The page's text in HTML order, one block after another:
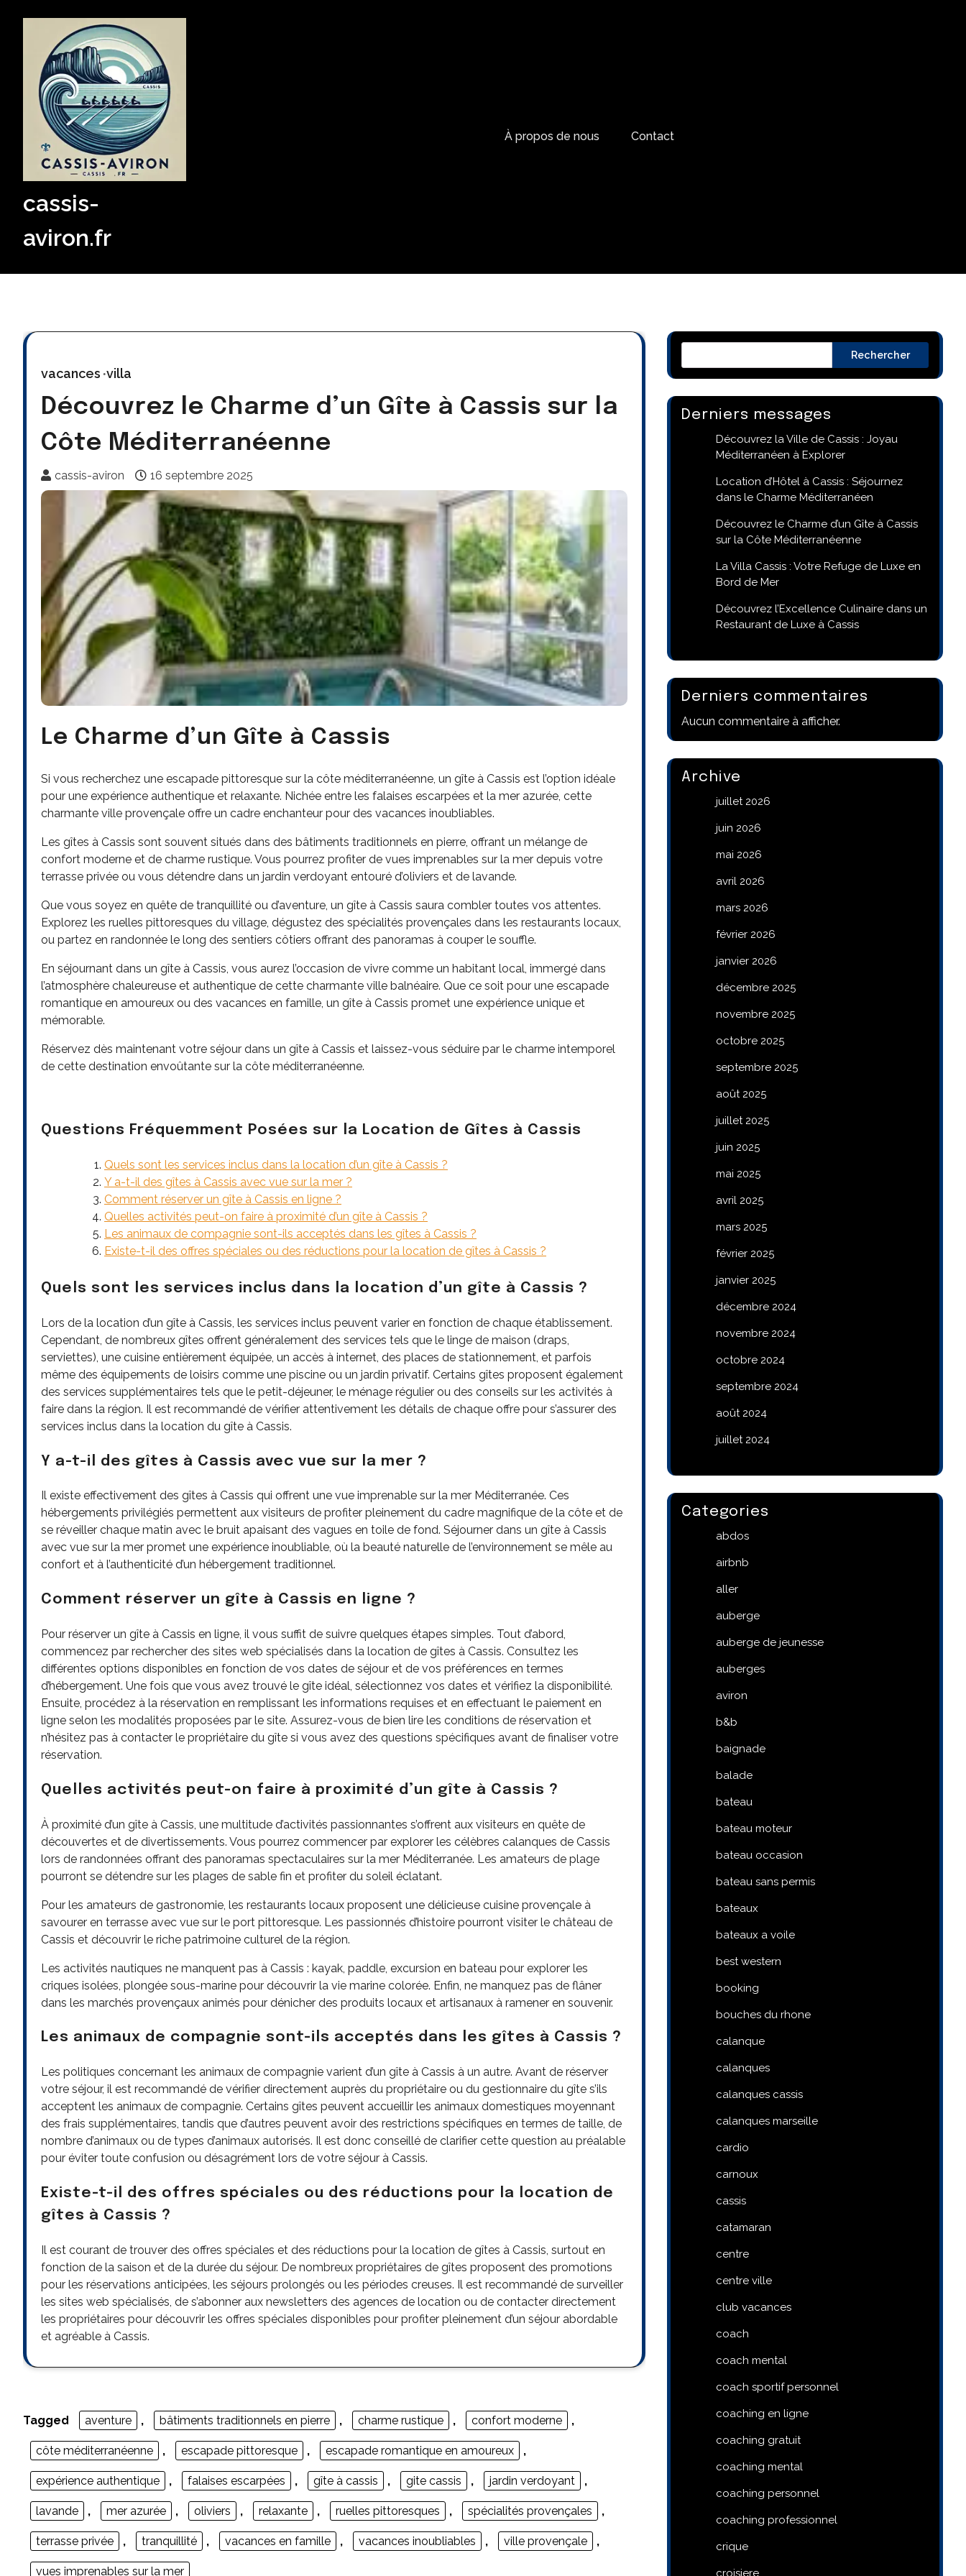
cassis-
aviron.fr
À propos de nous Contact
vacances villa
Découvrez le Charme d’un Gîte à Cassis sur la
Côte Méditerranéenne
cassis-aviron 16 septembre 2025
Le Charme d’un Gîte à Cassis
Si vous recherchez une escapade pittoresque sur la côte méditerranéenne, un gîte à Cassis est l’option idéale
pour une expérience authentique et relaxante. Nichée entre les falaises escarpées et la mer azurée, cette
charmante ville provençale offre un cadre enchanteur pour des vacances inoubliables.
Les gîtes à Cassis sont souvent situés dans des bâtiments traditionnels en pierre, offrant un mélange de
confort moderne et de charme rustique. Vous pourrez profiter de vues imprenables sur la mer depuis votre
terrasse privée ou vous détendre dans un jardin verdoyant entouré d’oliviers et de lavande.
Que vous soyez en quête de tranquillité ou d’aventure, un gîte à Cassis saura combler toutes vos attentes.
Explorez les ruelles pittoresques du village, dégustez des spécialités provençales dans les restaurants locaux,
ou partez en randonnée le long des sentiers côtiers offrant des panoramas à couper le souffle.
En séjournant dans un gîte à Cassis, vous aurez l’occasion de vivre comme un habitant local, immergé dans
l’atmosphère chaleureuse et authentique de cette charmante ville balnéaire. Que ce soit pour une escapade
romantique en amoureux ou des vacances en famille, un gîte à Cassis promet une expérience unique et
mémorable.
Réservez dès maintenant votre séjour dans un gîte à Cassis et laissez-vous séduire par le charme intemporel
de cette destination envoûtante sur la côte méditerranéenne.
Questions Fréquemment Posées sur la Location de Gîtes à Cassis
Quels sont les services inclus dans la location d’un gîte à Cassis ?
Y a-t-il des gîtes à Cassis avec vue sur la mer ?
Comment réserver un gîte à Cassis en ligne ?
Quelles activités peut-on faire à proximité d’un gîte à Cassis ?
Les animaux de compagnie sont-ils acceptés dans les gîtes à Cassis ?
Existe-t-il des offres spéciales ou des réductions pour la location de gîtes à Cassis ?
Quels sont les services inclus dans la location d’un gîte à Cassis ?
Lors de la location d’un gîte à Cassis, les services inclus peuvent varier en fonction de chaque établissement.
Cependant, de nombreux gîtes offrent généralement des services tels que le linge de maison (draps,
serviettes), une cuisine entièrement équipée, un accès à internet, des places de stationnement, et parfois
même des équipements de loisirs comme une piscine ou un jardin privatif. Certains gîtes proposent également
des services supplémentaires tels que le petit-déjeuner, le ménage régulier ou des conseils sur les activités à
faire dans la région. Il est recommandé de vérifier attentivement les détails de chaque offre pour s’assurer des
services inclus dans la location du gîte à Cassis.
Y a-t-il des gîtes à Cassis avec vue sur la mer ?
Il existe effectivement des gîtes à Cassis qui offrent une vue imprenable sur la mer Méditerranée. Ces
hébergements privilégiés permettent aux visiteurs de profiter pleinement du cadre magnifique de la côte et de
se réveiller chaque matin avec le bruit apaisant des vagues en toile de fond. Séjourner dans un gîte à Cassis
avec vue sur la mer promet une expérience inoubliable, où la beauté naturelle de l’environnement se mêle au
confort et à l’authenticité d’un hébergement traditionnel.
Comment réserver un gîte à Cassis en ligne ?
Pour réserver un gîte à Cassis en ligne, il vous suffit de suivre quelques étapes simples. Tout d’abord,
commencez par rechercher des sites web spécialisés dans la location de gîtes à Cassis. Consultez les
différentes options disponibles en fonction de vos dates de séjour et de vos préférences en termes
d’hébergement. Une fois que vous avez trouvé le gîte idéal, sélectionnez vos dates et vérifiez la disponibilité.
Ensuite, procédez à la réservation en remplissant les informations requises et en effectuant le paiement en
ligne selon les modalités proposées par le site. Assurez-vous de bien lire les conditions de réservation et
n’hésitez pas à contacter le propriétaire du gîte si vous avez des questions spécifiques avant de finaliser votre
réservation.
Quelles activités peut-on faire à proximité d’un gîte à Cassis ?
À proximité d’un gîte à Cassis, une multitude d’activités passionnantes s’offrent aux visiteurs en quête de
découvertes et de divertissements. Vous pourrez commencer par explorer les célèbres calanques de Cassis
lors de randonnées offrant des panoramas spectaculaires sur la mer Méditerranée. Les amateurs de plage
pourront se détendre sur les plages de sable fin et profiter du soleil éclatant.
Pour les amateurs de gastronomie, les restaurants locaux proposent une délicieuse cuisine provençale à
savourer en terrasse avec vue sur le port pittoresque. Les passionnés d’histoire pourront visiter le château de
Cassis et découvrir le riche patrimoine culturel de la région.
Les activités nautiques ne manquent pas à Cassis : kayak, paddle, excursion en bateau pour explorer les
criques isolées, plongée sous-marine pour découvrir la vie marine colorée. Enfin, ne manquez pas de flâner
dans les marchés provençaux animés pour dénicher des produits locaux et artisanaux à ramener en souvenir.
Les animaux de compagnie sont-ils acceptés dans les gîtes à Cassis ?
Les politiques concernant les animaux de compagnie varient d’un gîte à Cassis à un autre. Avant de réserver
votre séjour, il est recommandé de vérifier directement auprès du propriétaire ou du gestionnaire du gîte s’ils
acceptent les animaux de compagnie. Certains gîtes peuvent accueillir les animaux domestiques moyennant
des frais supplémentaires, tandis que d’autres peuvent avoir des restrictions spécifiques en termes de taille, de
nombre d’animaux ou de types d’animaux autorisés. Il est donc conseillé de clarifier cette question au préalable
pour éviter toute confusion ou désagrément lors de votre séjour à Cassis.
Existe-t-il des offres spéciales ou des réductions pour la location de
gîtes à Cassis ?
Il est courant de trouver des offres spéciales et des réductions pour la location de gîtes à Cassis, surtout en
fonction de la saison et de la durée du séjour. De nombreux propriétaires de gîtes proposent des promotions
pour les réservations anticipées, les séjours prolongés ou les périodes creuses. Il est recommandé de surveiller
les sites web spécialisés, de s’abonner aux newsletters des agences de location ou de contacter directement
les propriétaires pour découvrir les offres spéciales disponibles pour profiter pleinement d’un séjour abordable
et agréable à Cassis.
Tagged aventure , bâtiments traditionnels en pierre , charme rustique , confort moderne ,
côte méditerranéenne , escapade pittoresque , escapade romantique en amoureux ,
expérience authentique , falaises escarpées , gîte à cassis , gite cassis , jardin verdoyant ,
lavande , mer azurée , oliviers , relaxante , ruelles pittoresques , spécialités provençales ,
terrasse privée , tranquillité , vacances en famille , vacances inoubliables , ville provençale ,
vues imprenables sur la mer
Rechercher
Derniers messages
Découvrez la Ville de Cassis : Joyau
Méditerranéen à Explorer
Location d’Hôtel à Cassis : Séjournez
dans le Charme Méditerranéen
Découvrez le Charme d’un Gîte à Cassis
sur la Côte Méditerranéenne
La Villa Cassis : Votre Refuge de Luxe en
Bord de Mer
Découvrez l’Excellence Culinaire dans un
Restaurant de Luxe à Cassis
Derniers commentaires
Aucun commentaire à afficher.
Archive
juillet 2026
juin 2026
mai 2026
avril 2026
mars 2026
février 2026
janvier 2026
décembre 2025
novembre 2025
octobre 2025
septembre 2025
août 2025
juillet 2025
juin 2025
mai 2025
avril 2025
mars 2025
février 2025
janvier 2025
décembre 2024
novembre 2024
octobre 2024
septembre 2024
août 2024
juillet 2024
Categories
abdos
airbnb
aller
auberge
auberge de jeunesse
auberges
aviron
b&b
baignade
balade
bateau
bateau moteur
bateau occasion
bateau sans permis
bateaux
bateaux a voile
best western
booking
bouches du rhone
calanque
calanques
calanques cassis
calanques marseille
cardio
carnoux
cassis
catamaran
centre
centre ville
club vacances
coach
coach mental
coach sportif personnel
coaching en ligne
coaching gratuit
coaching mental
coaching personnel
coaching professionnel
crique
croisiere